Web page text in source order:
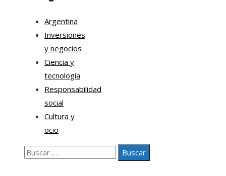
Argentina
Inversiones
y negocios
Ciencia y
tecnología
Responsabilidad
social
Cultura y
ocio
Buscar: